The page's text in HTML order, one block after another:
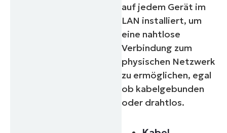
auf jedem Gerät im
LAN installiert, um
eine nahtlose
Verbindung zum
physischen Netzwerk
zu ermöglichen, egal
ob kabelgebunden
oder drahtlos.